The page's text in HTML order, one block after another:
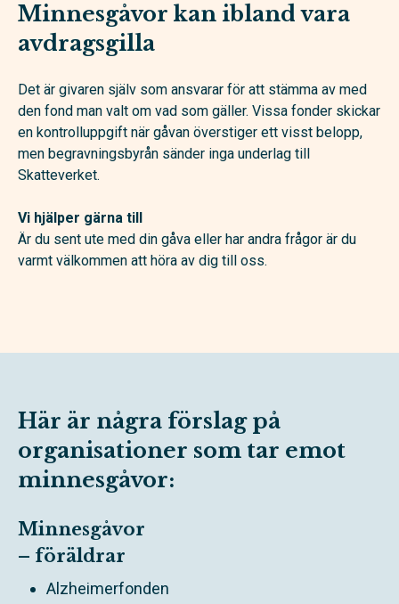
Minnesgåvor kan ibland vara
avdragsgilla
Det är givaren själv som ansvarar för att stämma av med
den fond man valt om vad som gäller. Vissa fonder skickar
en kontrolluppgift när gåvan överstiger ett visst belopp,
men begravningsbyrån sänder inga underlag till
Skatteverket.
Vi hjälper gärna till
Är du sent ute med din gåva eller har andra frågor är du
varmt välkommen att höra av dig till oss.
Här är några förslag på
organisationer som tar emot
minnesgåvor:
Minnesgåvor
– föräldrar
Alzheimerfonden